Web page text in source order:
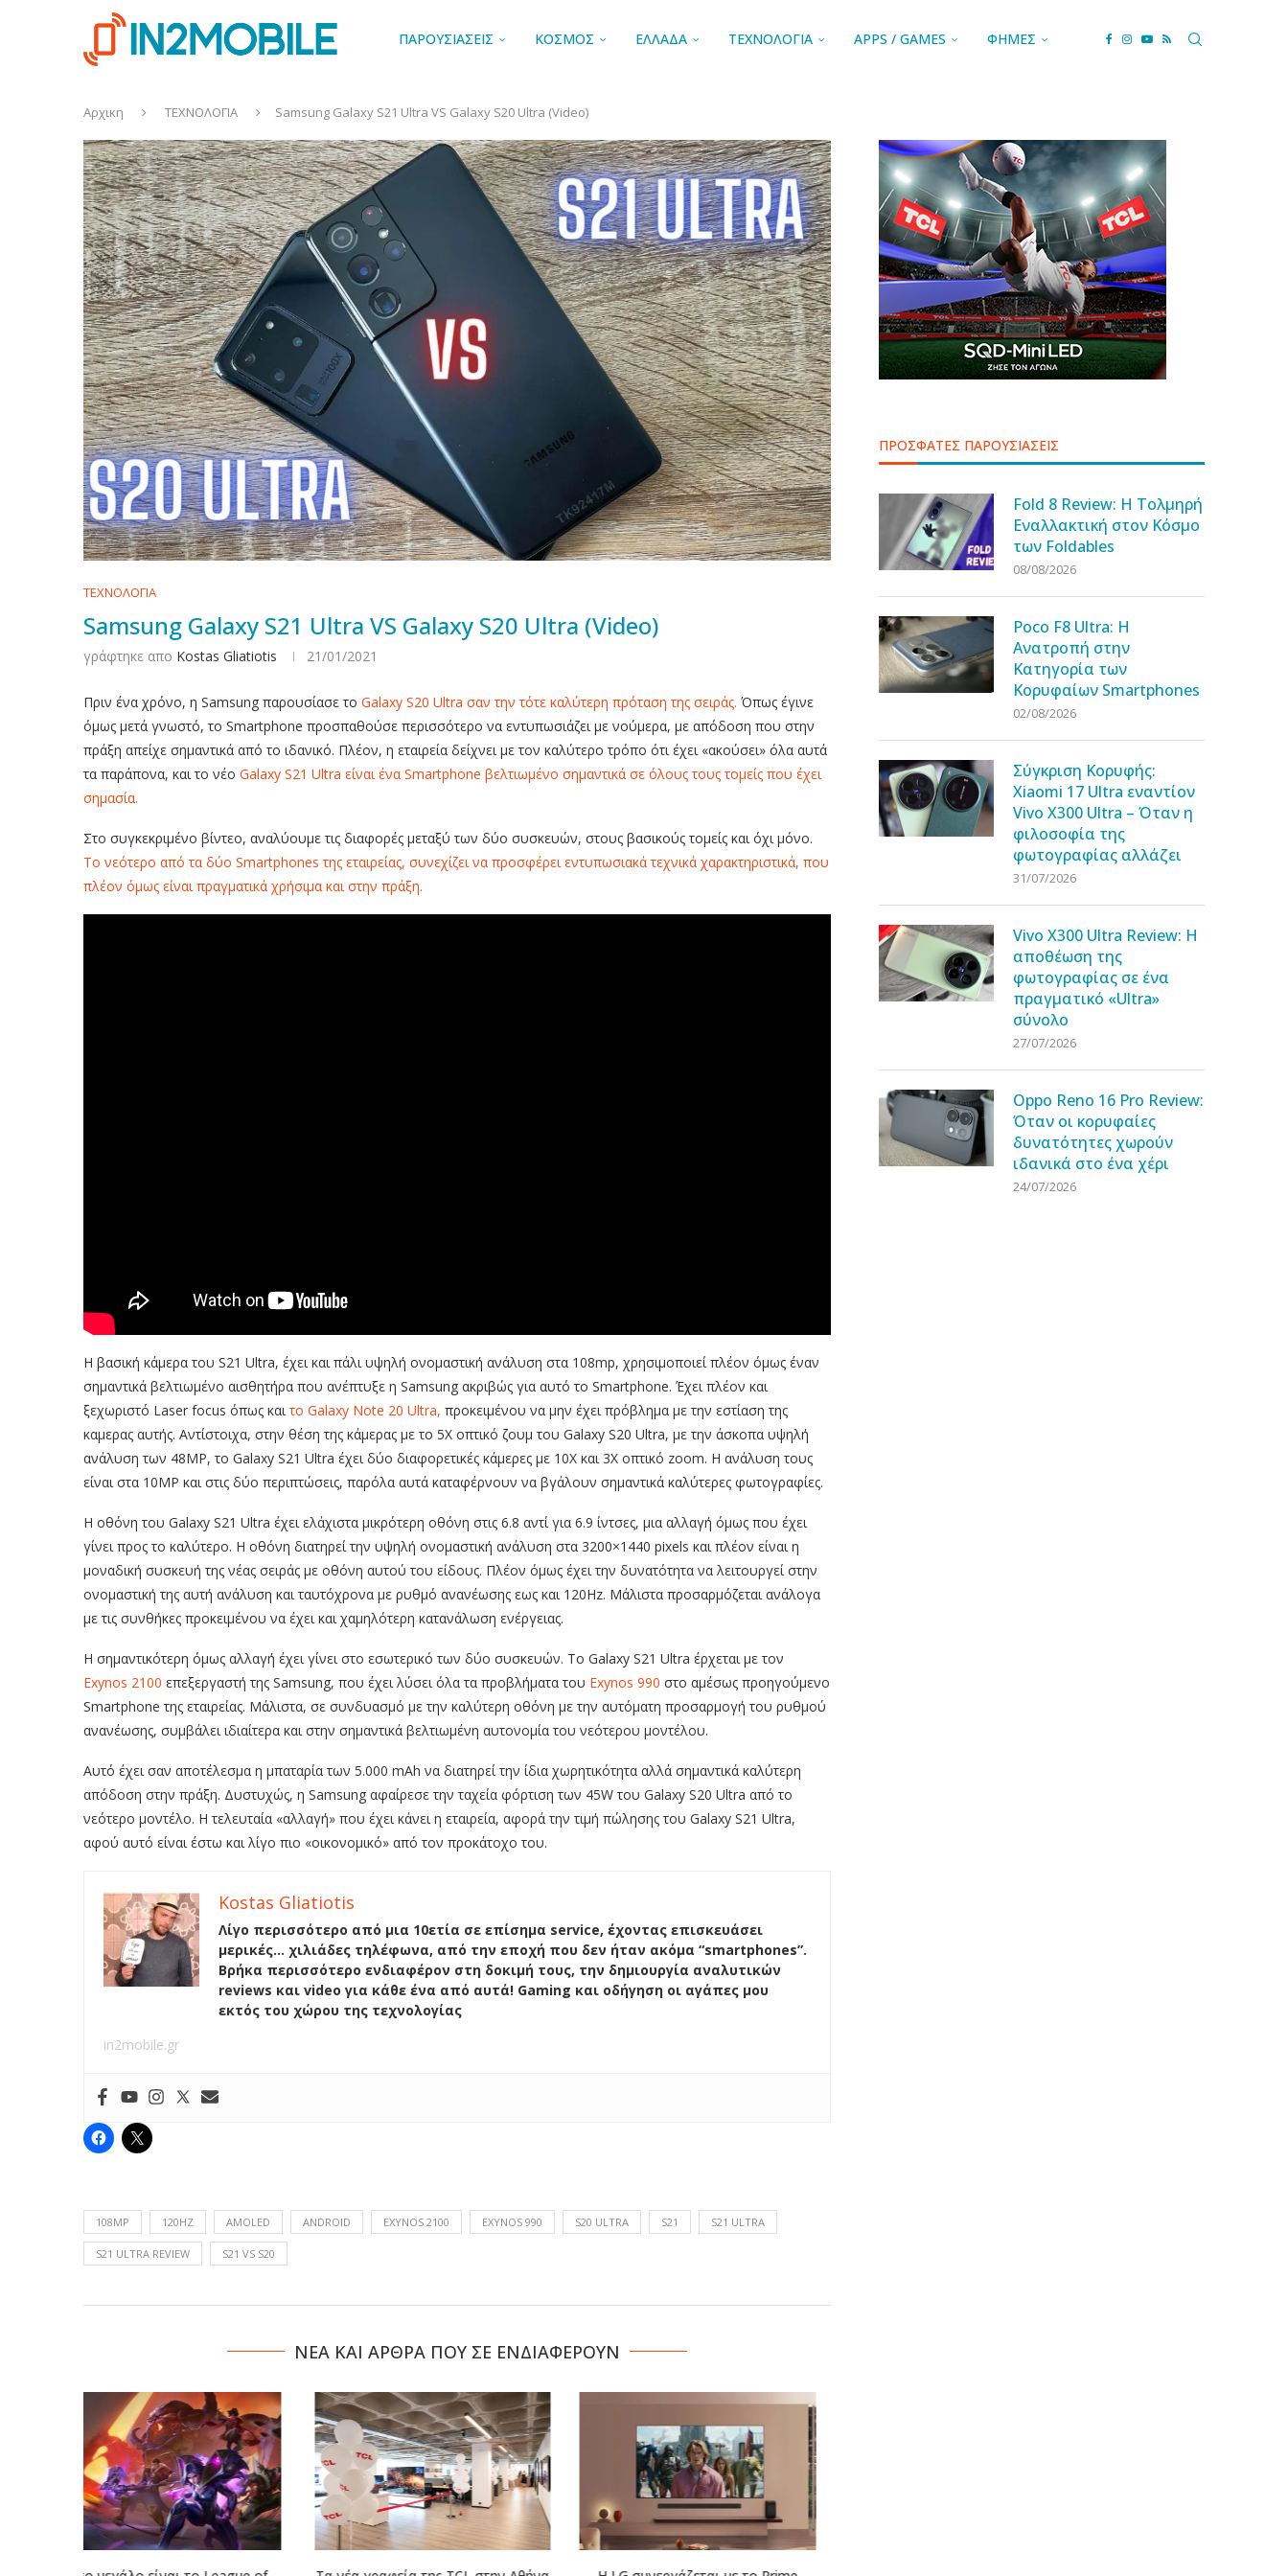
ΠΑΡΟΥΣΙΑΣΕΙΣ ΚΟΣΜΟΣ ΕΛΛΑΔΑ ΤΕΧΝΟΛΟΓΙΑ APPS / GAMES ΦΗΜΕΣ
Αρχικη ΤΕΧΝΟΛΟΓΙΑ Samsung Galaxy S21 Ultra VS Galaxy S20 Ultra (Video)
ΤΕΧΝΟΛΟΓΙΑ
Samsung Galaxy S21 Ultra VS Galaxy S20 Ultra (Video)
γράφτηκε απο Kostas Gliatiotis 21/01/2021
Πριν ένα χρόνο, η Samsung παρουσίασε το Galaxy S20 Ultra σαν την τότε καλύτερη πρόταση της σειράς. Όπως έγινε
όμως μετά γνωστό, το Smartphone προσπαθούσε περισσότερο να εντυπωσιάζει με νούμερα, με απόδοση που στην
πράξη απείχε σημαντικά από το ιδανικό. Πλέον, η εταιρεία δείχνει με τον καλύτερο τρόπο ότι έχει «ακούσει» όλα αυτά
τα παράπονα, και το νέο Galaxy S21 Ultra είναι ένα Smartphone βελτιωμένο σημαντικά σε όλους τους τομείς που έχει
σημασία.
Στο συγκεκριμένο βίντεο, αναλύουμε τις διαφορές μεταξύ των δύο συσκευών, στους βασικούς τομείς και όχι μόνο.
Το νεότερο από τα δύο Smartphones της εταιρείας, συνεχίζει να προσφέρει εντυπωσιακά τεχνικά χαρακτηριστικά, που
πλέον όμως είναι πραγματικά χρήσιμα και στην πράξη.
Η βασική κάμερα του S21 Ultra, έχει και πάλι υψηλή ονομαστική ανάλυση στα 108mp, χρησιμοποιεί πλέον όμως έναν
σημαντικά βελτιωμένο αισθητήρα που ανέπτυξε η Samsung ακριβώς για αυτό το Smartphone. Έχει πλέον και
ξεχωριστό Laser focus όπως καιτο Galaxy Note 20 Ultra, προκειμένου να μην έχει πρόβλημα με την εστίαση της
καμερας αυτής. Αντίστοιχα, στην θέση της κάμερας με το 5Χ οπτικό ζουμ του Galaxy S20 Ultra, με την άσκοπα υψηλή
ανάλυση των 48ΜΡ, το Galaxy S21 Ultra έχει δύο διαφορετικές κάμερες με 10Χ και 3Χ οπτικό zoom. Η ανάλυση τους
είναι στα 10ΜΡ και στις δύο περιπτώσεις, παρόλα αυτά καταφέρνουν να βγάλουν σημαντικά καλύτερες φωτογραφίες.
Η οθόνη του Galaxy S21 Ultra έχει ελάχιστα μικρότερη οθόνη στις 6.8 αντί για 6.9 ίντσες, μια αλλαγή όμως που έχει
γίνει προς το καλύτερο. Η οθόνη διατηρεί την υψηλή ονομαστική ανάλυση στα 3200×1440 pixels και πλέον είναι η
μοναδική συσκευή της νέας σειράς με οθόνη αυτού του είδους. Πλέον όμως έχει την δυνατότητα να λειτουργεί στην
ονομαστική της αυτή ανάλυση και ταυτόχρονα με ρυθμό ανανέωσης εως και 120Hz. Μάλιστα προσαρμόζεται ανάλογα
με τις συνθήκες προκειμένου να έχει και χαμηλότερη κατανάλωση ενέργειας.
Η σημαντικότερη όμως αλλαγή έχει γίνει στο εσωτερικό των δύο συσκευών. Το Galaxy S21 Ultra έρχεται με τον
Exynos 2100 επεξεργαστή της Samsung, που έχει λύσει όλα τα προβλήματα του Exynos 990 στο αμέσως προηγούμενο
Smartphone της εταιρείας. Μάλιστα, σε συνδυασμό με την καλύτερη οθόνη με την αυτόματη προσαρμογή του ρυθμού
ανανέωσης, συμβάλει ιδιαίτερα και στην σημαντικά βελτιωμένη αυτονομία του νεότερου μοντέλου.
Αυτό έχει σαν αποτέλεσμα η μπαταρία των 5.000 mAh να διατηρεί την ίδια χωρητικότητα αλλά σημαντικά καλύτερη
απόδοση στην πράξη. Δυστυχώς, η Samsung αφαίρεσε την ταχεία φόρτιση των 45W του Galaxy S20 Ultra από το
νεότερο μοντέλο. Η τελευταία «αλλαγή» που έχει κάνει η εταιρεία, αφορά την τιμή πώλησης του Galaxy S21 Ultra,
αφού αυτό είναι έστω και λίγο πιο «οικονομικό» από τον προκάτοχο του.
Kostas Gliatiotis
Λίγο περισσότερο από μια 10ετία σε επίσημα service, έχοντας επισκευάσει
μερικές… χιλιάδες τηλέφωνα, από την εποχή που δεν ήταν ακόμα “smartphones”.
Βρήκα περισσότερο ενδιαφέρον στη δοκιμή τους, την δημιουργία αναλυτικών
reviews και video για κάθε ένα από αυτά! Gaming και οδήγηση οι αγάπες μου
εκτός του χώρου της τεχνολογίας
in2mobile.gr
108MP 120HZ AMOLED ANDROID EXYNOS 2100 EXYNOS 990 S20 ULTRA S21 S21 ULTRA
S21 ULTRA REVIEW S21 VS S20
NΕΑ ΚΑΙ ΑΡΘΡΑ ΠΟΥ ΣΕ ΕΝΔΙΑΦΕΡΟΥΝ
ΠΡΟΣΦΑΤΕΣ ΠΑΡΟΥΣΙΑΣΕΙΣ
Fold 8 Review: Η Τολμηρή
Εναλλακτική στον Κόσμο
των Foldables
08/08/2026
Poco F8 Ultra: Η
Ανατροπή στην
Κατηγορία των
Κορυφαίων Smartphones
02/08/2026
Σύγκριση Κορυφής:
Xiaomi 17 Ultra εναντίον
Vivo X300 Ultra – Όταν η
φιλοσοφία της
φωτογραφίας αλλάζει
31/07/2026
Vivo X300 Ultra Review: Η
αποθέωση της
φωτογραφίας σε ένα
πραγματικό «Ultra»
σύνολο
27/07/2026
Oppo Reno 16 Pro Review:
Όταν οι κορυφαίες
δυνατότητες χωρούν
ιδανικά στο ένα χέρι
24/07/2026